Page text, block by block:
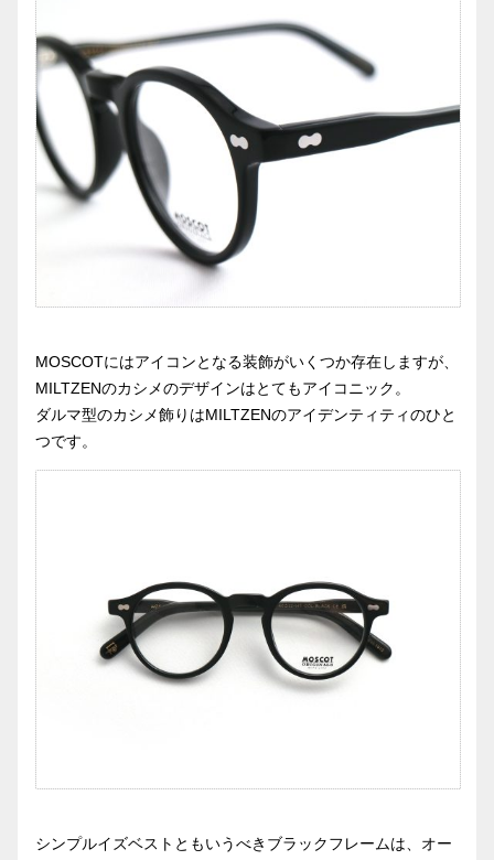
MOSCOTにはアイコンとなる装飾がいくつか存在しますが、
MILTZENのカシメのデザインはとてもアイコニック。
ダルマ型のカシメ飾りはMILTZENのアイデンティティのひと
つです。
シンプルイズベストともいうべきブラックフレームは、オー